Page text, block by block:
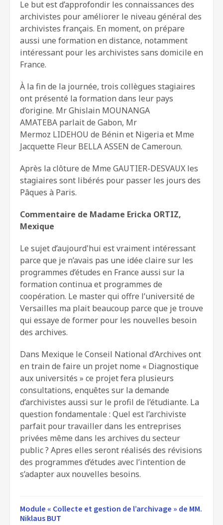
Le but est d’approfondir les connaissances des
archivistes pour améliorer le niveau général des
archivistes français. En moment, on prépare
aussi une formation en distance, notamment
intéressant pour les archivistes sans domicile en
France.
À la fin de la journée, trois collègues stagiaires
ont présenté la formation dans leur pays
d’origine. Mr Ghislain MOUNANGA
AMATEBA parlait de Gabon, Mr
Mermoz LIDEHOU de Bénin et Nigeria et Mme
Jacquette Fleur BELLA ASSEN de Cameroun.
Après la clôture de Mme GAUTIER-DESVAUX les
stagiaires sont libérés pour passer les jours des
Pâques à Paris.
Commentaire de Madame Ericka ORTIZ,
Mexique
Le sujet d’aujourd'hui est vraiment intéressant
parce que je n’avais pas une idée claire sur les
programmes d’études en France aussi sur la
formation continua et programmes de
coopération. Le master qui offre l’université de
Versailles ma plait beaucoup parce que je trouve
qui essaye de former pour les nouvelles besoin
des archives.
Dans Mexique le Conseil National d’Archives ont
en train de faire un projet nome « Diagnostique
aux universités » ce projet fera plusieurs
consultations, enquêtes sur la demande
d’archivistes aussi sur le profil de l’étudiante. La
question fondamentale : Quel est l’archiviste
parfait pour travailler dans les entreprises
privées même dans les archives du secteur
public ? Apres elles seront réalisés des révisions
des programmes d’études avec l’intention de
s’adapter aux nouvelles besoins.
Module « Collecte et gestion de l’archivage » de MM.
Niklaus BUT